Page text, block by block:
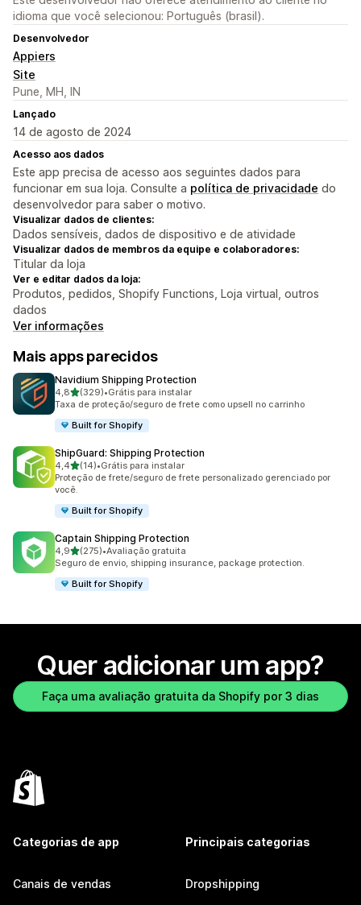
idioma que você selecionou: Português (brasil).
Desenvolvedor
Appiers
Site
Pune, MH, IN
Lançado
14 de agosto de 2024
Acesso aos dados
Este app precisa de acesso aos seguintes dados para
funcionar em sua loja. Consulte a política de privacidade do
desenvolvedor para saber o motivo.
Visualizar dados de clientes:
Dados sensíveis, dados de dispositivo e de atividade
Visualizar dados de membros da equipe e colaboradores:
Titular da loja
Ver e editar dados da loja:
Produtos, pedidos, Shopify Functions, Loja virtual, outros
dados
Ver informações
Mais apps parecidos
Navidium Shipping Protection
4,8de 5 estrelas
(329)
329 avaliações ao todo
•Grátis para instalar
Taxa de proteção/seguro de frete como upsell no carrinho
Built for Shopify
ShipGuard: Shipping Protection
4,4de 5 estrelas
(14)
14 avaliações ao todo
•Grátis para instalar
Proteção de frete/seguro de frete personalizado gerenciado por
você.
Built for Shopify
Captain Shipping Protection
4,9de 5 estrelas
(275)
275 avaliações ao todo
•Avaliação gratuita
Seguro de envio, shipping insurance, package protection.
Built for Shopify
Quer adicionar um app?
Faça uma avaliação gratuita da Shopify por 3 dias
Categorias de app
Canais de vendas
Principais categorias
Dropshipping